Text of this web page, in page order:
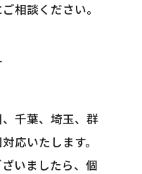
相談ください。
千葉、埼玉、群
応いたします。
いましたら、個